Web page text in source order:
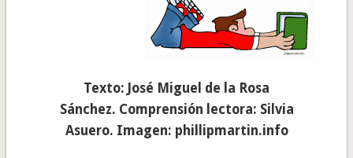
Texto: José Miguel de la Rosa
Sánchez. Comprensión lectora: Silvia
Asuero. Imagen: phillipmartin.info